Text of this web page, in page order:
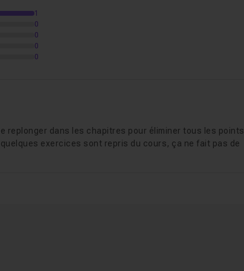
1
0
0
0
0
replonger dans les chapitres pour éliminer tous les points
exercices sont repris du cours, ça ne fait pas de